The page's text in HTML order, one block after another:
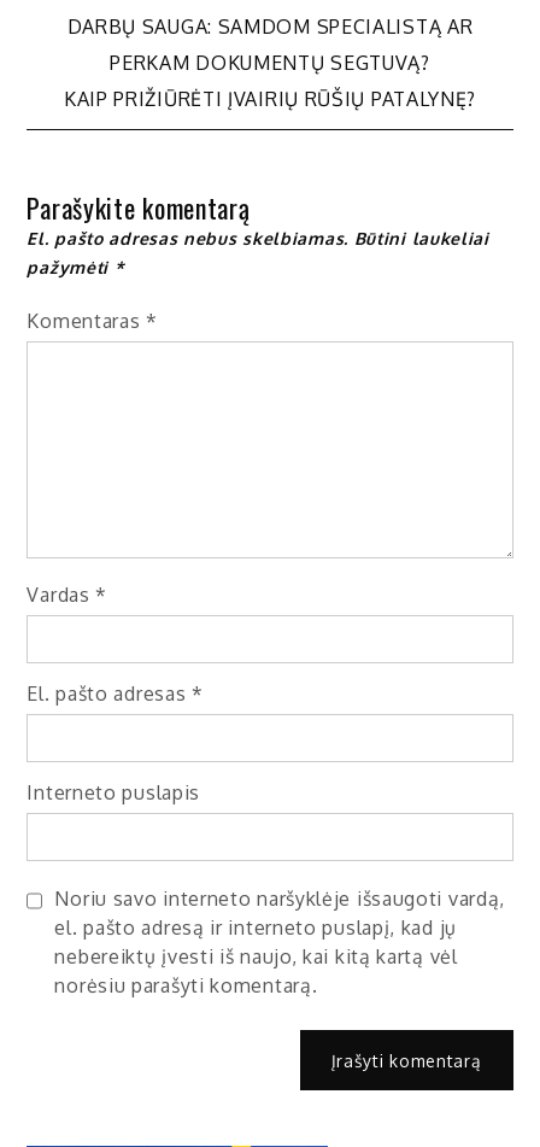
Navigacija
tarp
DARBŲ SAUGA: SAMDOM SPECIALISTĄ AR
PERKAM DOKUMENTŲ SEGTUVĄ?
KAIP PRIŽIŪRĖTI ĮVAIRIŲ RŪŠIŲ PATALYNĘ?
Parašykite komentarą
El. pašto adresas nebus skelbiamas. Būtini laukeliai
pažymėti *
Komentaras *
Vardas *
El. pašto adresas *
Interneto puslapis
Noriu savo interneto naršyklėje išsaugoti vardą,
el. pašto adresą ir interneto puslapį, kad jų
nebereiktų įvesti iš naujo, kai kitą kartą vėl
norėsiu parašyti komentarą.